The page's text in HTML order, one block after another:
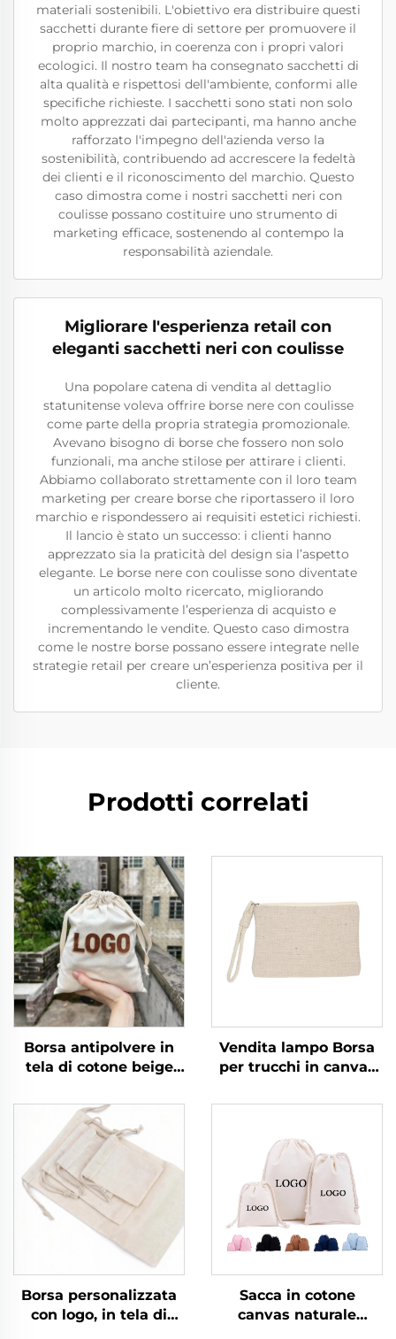
materiali sostenibili. L'obiettivo era distribuire questi
sacchetti durante fiere di settore per promuovere il
proprio marchio, in coerenza con i propri valori
ecologici. Il nostro team ha consegnato sacchetti di
alta qualità e rispettosi dell'ambiente, conformi alle
specifiche richieste. I sacchetti sono stati non solo
molto apprezzati dai partecipanti, ma hanno anche
rafforzato l'impegno dell'azienda verso la
sostenibilità, contribuendo ad accrescere la fedeltà
dei clienti e il riconoscimento del marchio. Questo
caso dimostra come i nostri sacchetti neri con
coulisse possano costituire uno strumento di
marketing efficace, sostenendo al contempo la
responsabilità aziendale.
Migliorare l'esperienza retail con
eleganti sacchetti neri con coulisse
Una popolare catena di vendita al dettaglio
statunitense voleva offrire borse nere con coulisse
come parte della propria strategia promozionale.
Avevano bisogno di borse che fossero non solo
funzionali, ma anche stilose per attirare i clienti.
Abbiamo collaborato strettamente con il loro team
marketing per creare borse che riportassero il loro
marchio e rispondessero ai requisiti estetici richiesti.
Il lancio è stato un successo: i clienti hanno
apprezzato sia la praticità del design sia l’aspetto
elegante. Le borse nere con coulisse sono diventate
un articolo molto ricercato, migliorando
complessivamente l’esperienza di acquisto e
incrementando le vendite. Questo caso dimostra
come le nostre borse possano essere integrate nelle
strategie retail per creare un’esperienza positiva per il
cliente.
Prodotti correlati
Borsa antipolvere in
tela di cotone beige
piccoli regali e stampa
personalizzata del
logo, chiusura con
coulisse per uso
quotidiano, viaggi e
all'aperto
Vendita lampo Borsa
per trucchi in canvas
resistente con
motivo lettere
promozionale vendita
all'ingrosso cosmetici
Borsa personalizzata
con logo, in tela di
Sacca in cotone
canvas naturale